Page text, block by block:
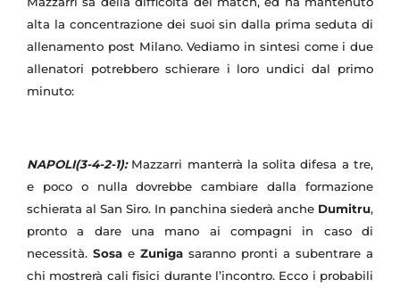
alta la concentrazione dei suoi sin dalla prima seduta di
allenamento post Milano. Vediamo in sintesi come i due
allenatori potrebbero schierare i loro undici dal primo
minuto:
NAPOLI(3-4-2-1):Mazzarri manterrà la solita difesa a tre,
e poco o nulla dovrebbe cambiare dalla formazione
schierata al San Siro. In panchina siederà anche Dumitru,
pronto a dare una mano ai compagni in caso di
necessità. Sosa e Zuniga saranno pronti a subentrare a
chi mostrerà cali fisici durante l’incontro. Ecco i probabili